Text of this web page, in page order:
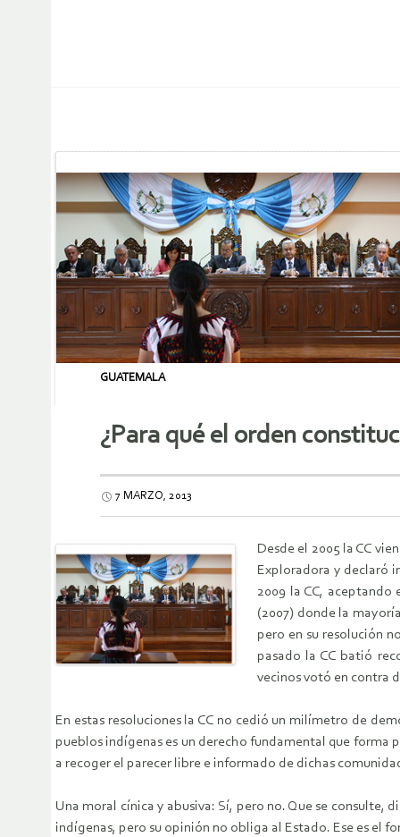
GUATEMALA
¿Para qué el orden
7 MARZO, 2013
Desde el 2005 la CC
Exploradora y declaró
2009 la CC,
(2007) donde la
pero en su resolución
pasado la CC batió
vecinos votó en contra
En estas resoluciones la CC no cedió un milímetro de
pueblos indígenas es un derecho fundamental que
a recoger el parecer libre e informado de dichas
Una moral cínica y abusiva: Sí, pero no. Que se consulte,
indígenas, pero su opinión no obliga al Estado. Ese es el